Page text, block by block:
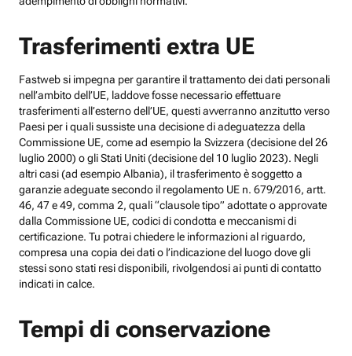
Trasferimenti extra UE
Fastweb si impegna per garantire il trattamento dei dati personali
nell’ambito dell’UE, laddove fosse necessario effettuare
trasferimenti all’esterno dell’UE, questi avverranno anzitutto verso
Paesi per i quali sussiste una decisione di adeguatezza della
Commissione UE, come ad esempio la Svizzera (decisione del 26
luglio 2000) o gli Stati Uniti (decisione del 10 luglio 2023). Negli
altri casi (ad esempio Albania), il trasferimento è soggetto a
garanzie adeguate secondo il regolamento UE n. 679/2016, artt.
46, 47 e 49, comma 2, quali “clausole tipo” adottate o approvate
dalla Commissione UE, codici di condotta e meccanismi di
certificazione. Tu potrai chiedere le informazioni al riguardo,
compresa una copia dei dati o l’indicazione del luogo dove gli
stessi sono stati resi disponibili, rivolgendosi ai punti di contatto
indicati in calce.
Tempi di conservazione